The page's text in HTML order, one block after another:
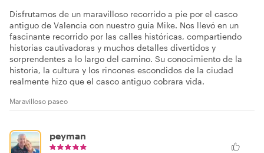
Disfrutamos de un maravilloso recorrido a pie por el casco
antiguo de Valencia con nuestro guía Mike. Nos llevó en un
fascinante recorrido por las calles históricas, compartiendo
historias cautivadoras y muchos detalles divertidos y
sorprendentes a lo largo del camino. Su conocimiento de la
historia, la cultura y los rincones escondidos de la ciudad
realmente hizo que el casco antiguo cobrara vida.
Maravilloso paseo
peyman